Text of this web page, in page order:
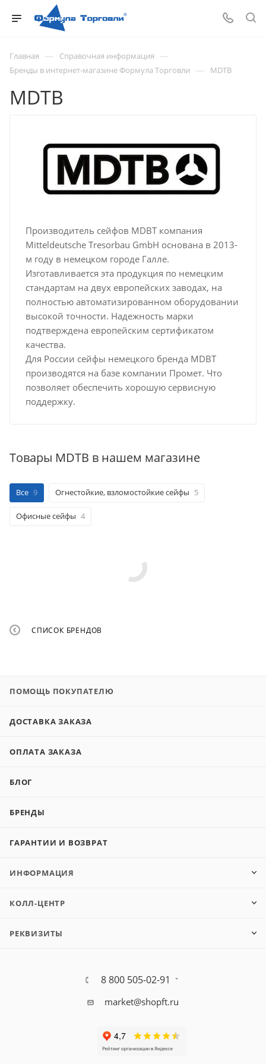
Главная — Справочная информация —
Бренды в интернет-магазине Формула Торговли — MDTB
MDTB
Производитель сейфов MDBT компания
Mitteldeutsche Tresorbau GmbH основана в 2013-
м году в немецком городе Галле.
Изготавливается эта продукция по немецким
стандартам на двух европейских заводах, на
полностью автоматизированном оборудовании
высокой точности. Надежность марки
подтверждена европейским сертификатом
качества.
Для России сейфы немецкого бренда MDBT
производятся на базе компании Промет. Что
позволяет обеспечить хорошую сервисную
поддержку.
Товары MDTB в нашем магазине
Все 9 Огнестойкие, взломостойкие сейфы 5
Офисные сейфы 4
СПИСОК БРЕНДОВ
ПОМОЩЬ ПОКУПАТЕЛЮ
ДОСТАВКА ЗАКАЗА
ОПЛАТА ЗАКАЗА
БЛОГ
БРЕНДЫ
ГАРАНТИИ И ВОЗВРАТ
ИНФОРМАЦИЯ
КОЛЛ-ЦЕНТР
РЕКВИЗИТЫ
8 800 505-02-91
market@shopft.ru